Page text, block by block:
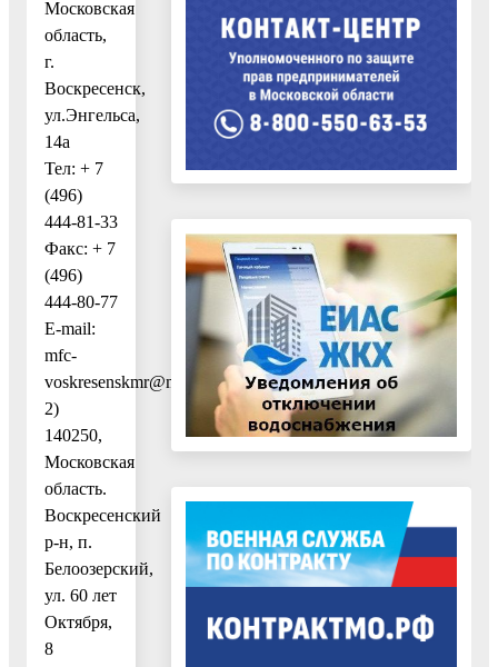
Московская
область,
г.
Воскресенск,
ул.Энгельса,
14а
Тел: + 7
(496)
444-81-33
Факс: + 7
(496)
444-80-77
E-mail:
mfc-
voskresenskmr@mosreg.ru
2)
140250,
Московская
область.
Воскресенский
р-н, п.
Белоозерский,
ул. 60 лет
Октября,
8